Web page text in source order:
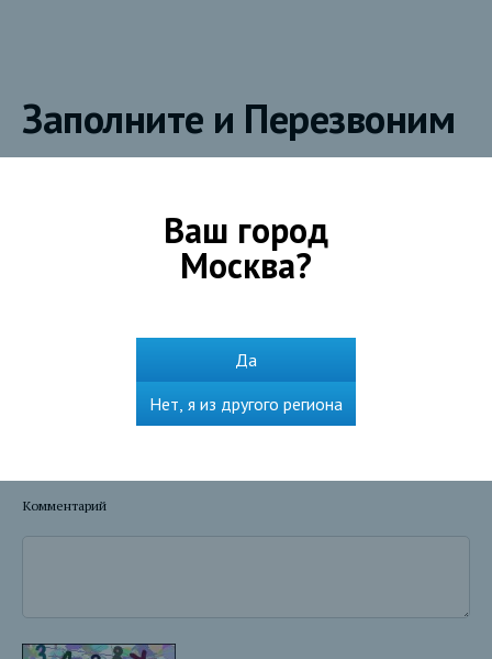
Заполните и Перезвоним
Комментарий
Ваш город
Москва?
Да
Нет, я из другого региона